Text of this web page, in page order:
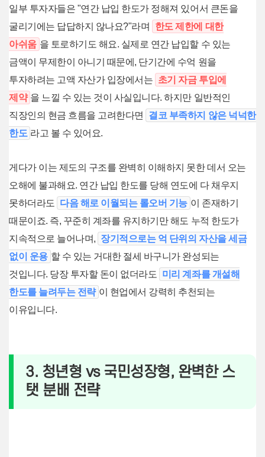
일부 투자자들은 "연간 납입 한도가 정해져 있어서 큰돈을
굴리기에는 답답하지 않나요?"라며
한도 제한에 대한
아쉬움 을 토로하기도 해요. 실제로 연간 납입할 수 있는
금액이 무제한이 아니기 때문에, 단기간에 수억 원을
투자하려는 고액 자산가 입장에서는 초기 자금 투입에
제약 을 느낄 수 있는 것이 사실입니다. 하지만 일반적인
직장인의 현금 흐름을 고려한다면
결코 부족하지 않은 넉넉한
한도 라고 볼 수 있어요.
게다가 이는 제도의 구조를 완벽히 이해하지 못한 데서 오는
오해에 불과해요. 연간 납입 한도를 당해 연도에 다 채우지
못하더라도
다음 해로 이월되는 롤오버 기능 이 존재하기
때문이죠. 즉, 꾸준히 계좌를 유지하기만 해도 누적 한도가
지속적으로 늘어나며, 장기적으로는 억 단위의 자산을 세금
없이 운용 할 수 있는 거대한 절세 바구니가 완성되는
것입니다. 당장 투자할 돈이 없더라도
미리 계좌를 개설해
한도를 늘려두는 전략 이 현업에서 강력히 추천되는
이유입니다.
3. 청년형 vs 국민성장형, 완벽한 스
탯 분배 전략